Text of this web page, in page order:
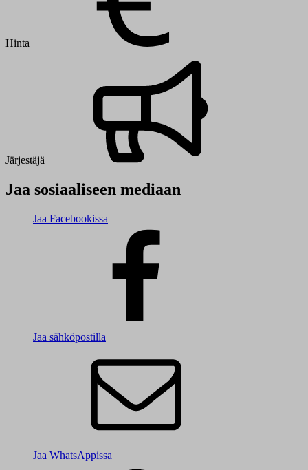
Hinta
Järjestäjä
Jaa sosiaaliseen mediaan
Jaa Facebookissa
Jaa sähköpostilla
Jaa WhatsAppissa